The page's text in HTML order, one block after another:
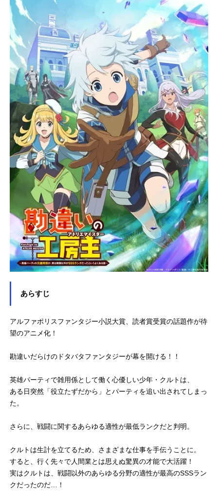
あらすじ
アルファポリスファンタジー小説大賞、読者賞受賞の話題作が待
望のアニメ化！
勘違いだらけのドタバタファンタジーが幕を開ける！！
英雄パーティで雑用係として働く心優しい少年・クルトは、
ある日突然「役立たずだから」とパーティを追い出されてしまっ
た。
さらに、戦闘に関するあらゆる適性が最低ランクだと判明。
クルトは生計を立てるため、さまざまな仕事を手伝うことに。
すると、行く先々で人間業とは思えぬ驚異の才能で大活躍！
実はクルトは、戦闘以外のあらゆる分野の適性が最高のSSSラン
クだったのだ…！